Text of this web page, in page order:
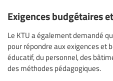
Exigences budgétaires
Le KTU a également demandé
pour répondre aux exigences et
éducatif, du personnel, des
des méthodes pédagogiques.